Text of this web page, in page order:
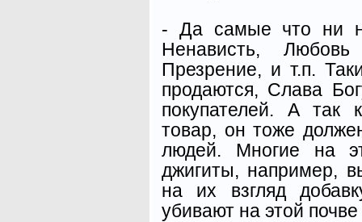
- Да самые что ни
Ненависть,
Презрение, и т.п.
продаются, Слава
покупателей. А так
товар, он тоже
людей. Многие на
джигиты, например,
на их взгляд
убивают на этой